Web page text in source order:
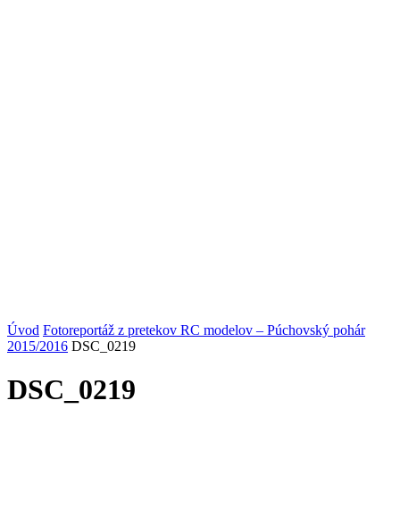
Úvod Fotoreportáž z pretekov RC modelov – Púchovský pohár
2015/2016 DSC_0219
DSC_0219